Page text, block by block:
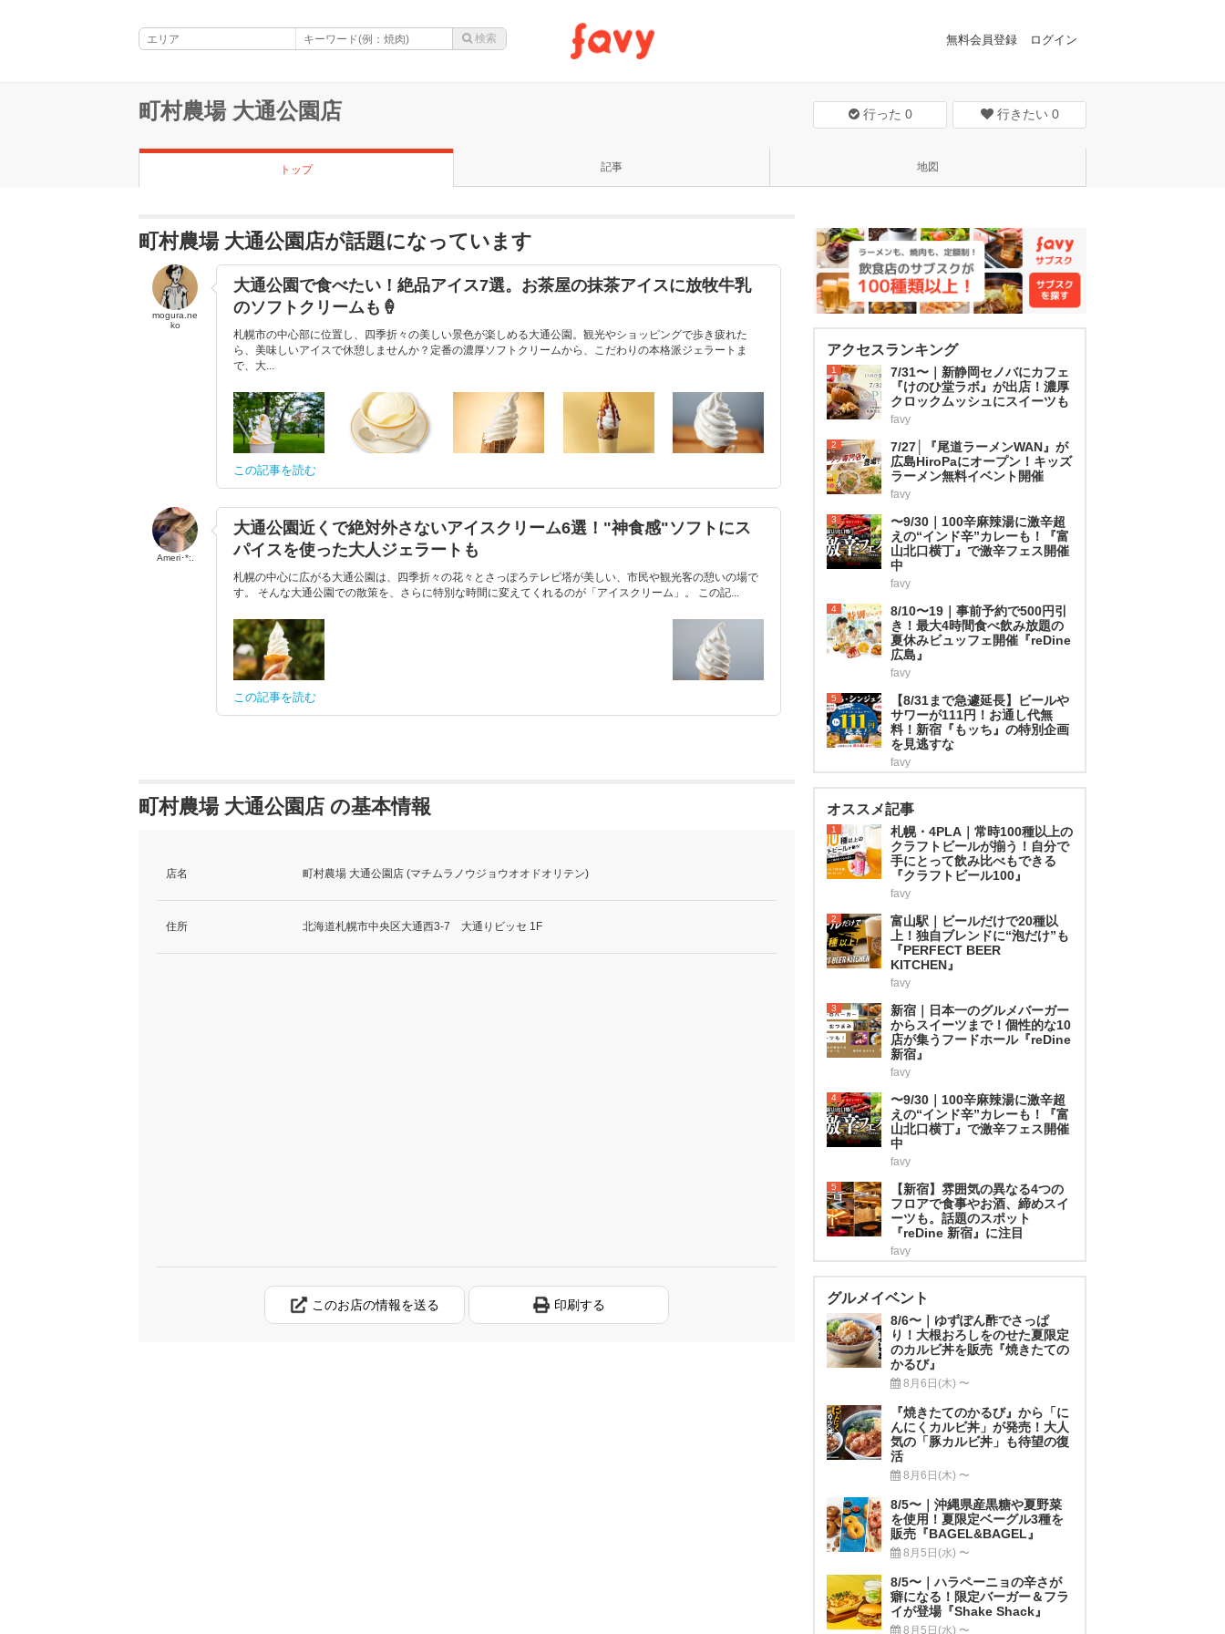
無料会員登録 ログイン
町村農場 大通公園店 行った 0 行きたい 0
トップ 記事 地図
町村農場 大通公園店が話題になっています
mogura.ne
ko
大通公園で食べたい！絶品アイス7選。お茶屋の抹茶アイスに放牧牛乳
のソフトクリームも🍦
札幌市の中心部に位置し、四季折々の美しい景色が楽しめる大通公園。観光やショッピングで歩き疲れた
ら、美味しいアイスで休憩しませんか？定番の濃厚ソフトクリームから、こだわりの本格派ジェラートま
で、大...
この記事を読む
Ameri･*:.
大通公園近くで絶対外さないアイスクリーム6選！"神食感"ソフトにス
パイスを使った大人ジェラートも
札幌の中心に広がる大通公園は、四季折々の花々とさっぽろテレビ塔が美しい、市民や観光客の憩いの場で
す。 そんな大通公園での散策を、さらに特別な時間に変えてくれるのが「アイスクリーム」。 この記...
この記事を読む
町村農場 大通公園店 の基本情報
店名 町村農場 大通公園店 (マチムラノウジョウオオドオリテン)
住所 北海道札幌市中央区大通西3-7 大通りビッセ 1F
このお店の情報を送る 印刷する
アクセスランキング
1
7/31〜｜新静岡セノバにカフェ
『けのひ堂ラボ』が出店！濃厚
クロックムッシュにスイーツも
favy
2
7/27│『尾道ラーメンWAN』が
広島HiroPaにオープン！キッズ
ラーメン無料イベント開催
favy
3
〜9/30｜100辛麻辣湯に激辛超
えの“インド辛”カレーも！『富
山北口横丁』で激辛フェス開催
中
favy
4
8/10〜19｜事前予約で500円引
き！最大4時間食べ飲み放題の
夏休みビュッフェ開催『reDine
広島』
favy
5
【8/31まで急遽延長】ビールや
サワーが111円！お通し代無
料！新宿『もッち』の特別企画
を見逃すな
favy
オススメ記事
1
札幌・4PLA｜常時100種以上の
クラフトビールが揃う！自分で
手にとって飲み比べもできる
『クラフトビール100』
favy
2
富山駅｜ビールだけで20種以
上！独自ブレンドに“泡だけ”も
『PERFECT BEER
KITCHEN』
favy
3
新宿｜日本一のグルメバーガー
からスイーツまで！個性的な10
店が集うフードホール『reDine
新宿』
favy
4
〜9/30｜100辛麻辣湯に激辛超
えの“インド辛”カレーも！『富
山北口横丁』で激辛フェス開催
中
favy
5
【新宿】雰囲気の異なる4つの
フロアで食事やお酒、締めスイ
ーツも。話題のスポット
『reDine 新宿』に注目
favy
グルメイベント
8/6〜｜ゆずぽん酢でさっぱ
り！大根おろしをのせた夏限定
のカルビ丼を販売『焼きたての
かるび』
8月6日(木) 〜
『焼きたてのかるび』から「に
んにくカルビ丼」が発売！大人
気の「豚カルビ丼」も待望の復
活
8月6日(木) 〜
8/5〜｜沖縄県産黒糖や夏野菜
を使用！夏限定ベーグル3種を
販売『BAGEL&BAGEL』
8月5日(水) 〜
8/5〜｜ハラペーニョの辛さが
癖になる！限定バーガー＆フラ
イが登場『Shake Shack』
8月5日(水) 〜